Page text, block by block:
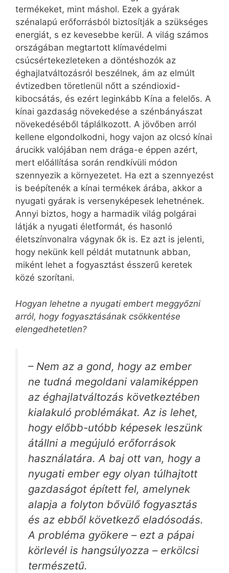
termékeket, mint máshol. Ezek a gyárak
szénalapú erőforrásból biztosítják a szükséges
energiát, s ez kevesebbe kerül. A világ számos
országában megtartott klímavédelmi
csúcsértekezleteken a döntéshozók az
éghajlatváltozásról beszélnek, ám az elmúlt
évtizedben töretlenül nőtt a széndioxid-
kibocsátás, és ezért leginkább Kína a felelős. A
kínai gazdaság növekedése a szénbányászat
növekedéséből táplálkozott. A jövőben arról
kellene elgondolkodni, hogy vajon az olcsó kínai
árucikk valójában nem drága-e éppen azért,
mert előállítása során rendkívüli módon
szennyezik a környezetet. Ha ezt a szennyezést
is beépítenék a kínai termékek árába, akkor a
nyugati gyárak is versenyképesek lehetnének.
Annyi biztos, hogy a harmadik világ polgárai
látják a nyugati életformát, és hasonló
életszínvonalra vágynak ők is. Ez azt is jelenti,
hogy nekünk kell példát mutatnunk abban,
miként lehet a fogyasztást ésszerű keretek
közé szorítani.
Hogyan lehetne a nyugati embert meggyőzni
arról, hogy fogyasztásának csökkentése
elengedhetetlen?
– Nem az a gond, hogy az ember
ne tudná megoldani valamiképpen
az éghajlatváltozás következtében
kialakuló problémákat. Az is lehet,
hogy előbb-utóbb képesek leszünk
átállni a megújuló erőforrások
használatára. A baj ott van, hogy a
nyugati ember egy olyan túlhajtott
gazdaságot épített fel, amelynek
alapja a folyton bővülő fogyasztás
és az ebből következő eladósodás.
A probléma gyökere – ezt a pápai
körlevél is hangsúlyozza – erkölcsi
természetű.